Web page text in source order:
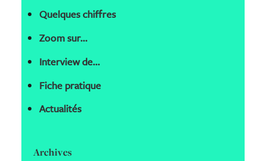
Quelques chiffres
Zoom sur…
Interview de…
Fiche pratique
Actualités
Archives